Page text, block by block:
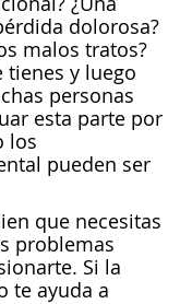
dolorosa?
malos tratos?
y luego
personas
esta parte por
los
pueden ser
que necesitas
problemas
Si la
te ayuda a